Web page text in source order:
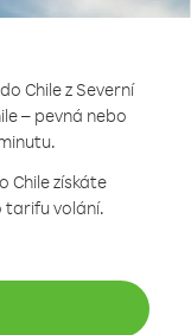
Chile z Severní
– pevná nebo
Chile získáte
tarifu volání.